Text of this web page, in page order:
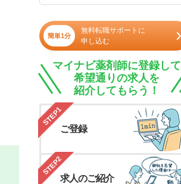
簡単1分
無料転職サポートに
申し込む
マイナビ薬剤師に登録して
希望通りの求人を
紹介してもらう！
STEP1
ご登録
STEP2
求人のご紹介